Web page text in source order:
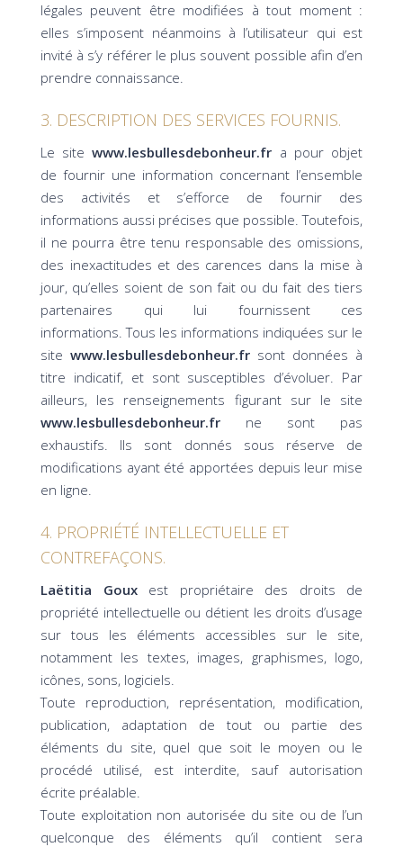
légales peuvent être modifiées à tout moment :
elles s’imposent néanmoins à l’utilisateur qui est
invité à s’y référer le plus souvent possible afin d’en
prendre connaissance.
3. DESCRIPTION DES SERVICES FOURNIS.
Le sitewww.lesbullesdebonheur.fr a pour objet
de fournir une information concernant l’ensemble
des activités et s’efforce de fournir des
informations aussi précises que possible. Toutefois,
il ne pourra être tenu responsable des omissions,
des inexactitudes et des carences dans la mise à
jour, qu’elles soient de son fait ou du fait des tiers
partenaires qui lui fournissent ces
informations. Tous les informations indiquées sur le
site www.lesbullesdebonheur.fr sont données à
titre indicatif, et sont susceptibles d’évoluer. Par
ailleurs, les renseignements figurant sur le site
www.lesbullesdebonheur.fr ne sont pas
exhaustifs. Ils sont donnés sous réserve de
modifications ayant été apportées depuis leur mise
en ligne.
4. PROPRIÉTÉ INTELLECTUELLE ET
CONTREFAÇONS.
Laëtitia Gouxest propriétaire des droits de
propriété intellectuelle ou détient les droits d’usage
sur tous les éléments accessibles sur le site,
notamment les textes, images, graphismes, logo,
icônes, sons, logiciels.
Toute reproduction, représentation, modification,
publication, adaptation de tout ou partie des
éléments du site, quel que soit le moyen ou le
procédé utilisé, est interdite, sauf autorisation
écrite préalable.
Toute exploitation non autorisée du site ou de l’un
quelconque des éléments qu’il contient sera